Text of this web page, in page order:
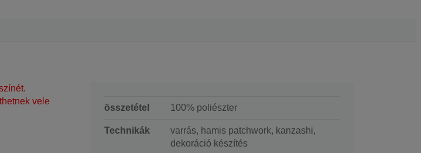
vele
összetétel 100% poliészter
Technikák
varrás, hamis patchwork, kanzashi,
dekoráció készítés